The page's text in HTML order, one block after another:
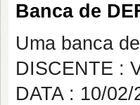
Banca de
Uma banca
DISCENTE :
DATA : 10/02/